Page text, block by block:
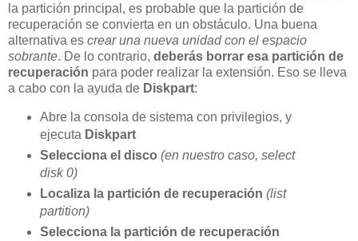
la partición principal, es probable que la partición de
recuperación se convierta en un obstáculo. Una buena
alternativa es crear una nueva unidad con el espacio
sobrante. De lo contrario, deberás borrar esa partición de
recuperación para poder realizar la extensión. Eso se lleva
a cabo con la ayuda de Diskpart:
Abre la consola de sistema con privilegios, y
ejecuta Diskpart
Selecciona el disco (en nuestro caso, select
disk 0)
Localiza la partición de recuperación (list
partition)
Selecciona la partición de recuperación